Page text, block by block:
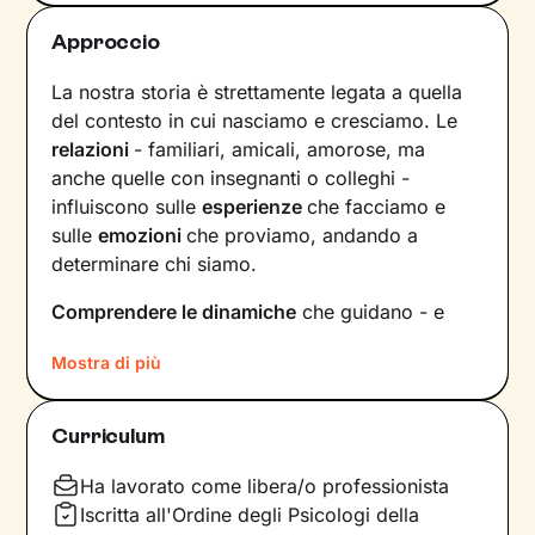
Approccio
La nostra storia è strettamente legata a quella
del contesto in cui nasciamo e cresciamo. Le
relazioni - familiari, amicali, amorose, ma
anche quelle con insegnanti o colleghi -
influiscono sulleesperienzeche facciamo e
sulleemozioniche proviamo, andando a
determinare chi siamo.
Comprendere le dinamiche che guidano - e
fondamentale per poter capire chi sei, per
vedere tutto il tuo mondo sotto una luce
diversa e dare nuovi significati a ciò che ti
Nei nostri incontri avrò cura di creare un clima
Mostra di più
Curriculum
Ha lavorato come libera/o professionista
Iscritta all'Ordine degli Psicologi della